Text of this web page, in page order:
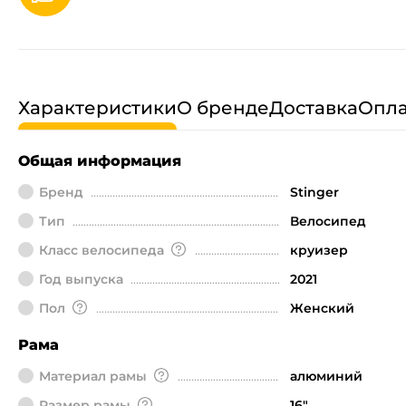
ХарактеристикиО брендеДоставка
Общая информация
Бренд
Stinger
Тип
Велосипед
Класс велосипеда
круизер
Год выпуска
2021
Пол
Женский
Рама
Материал рамы
алюминий